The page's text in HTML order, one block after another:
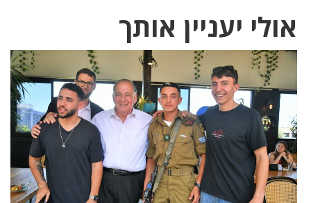
אולי יעניין אותך